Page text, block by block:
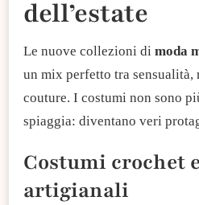
dell’estate
Le nuove collezioni di moda
un mix perfetto tra
couture. I costumi non sono
spiaggia: diventano veri
Costumi crochet
artigianali